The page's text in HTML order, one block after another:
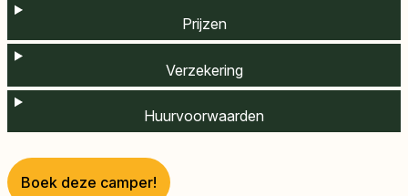
Prijzen
Verzekering
Huurvoorwaarden
Boek deze camper!